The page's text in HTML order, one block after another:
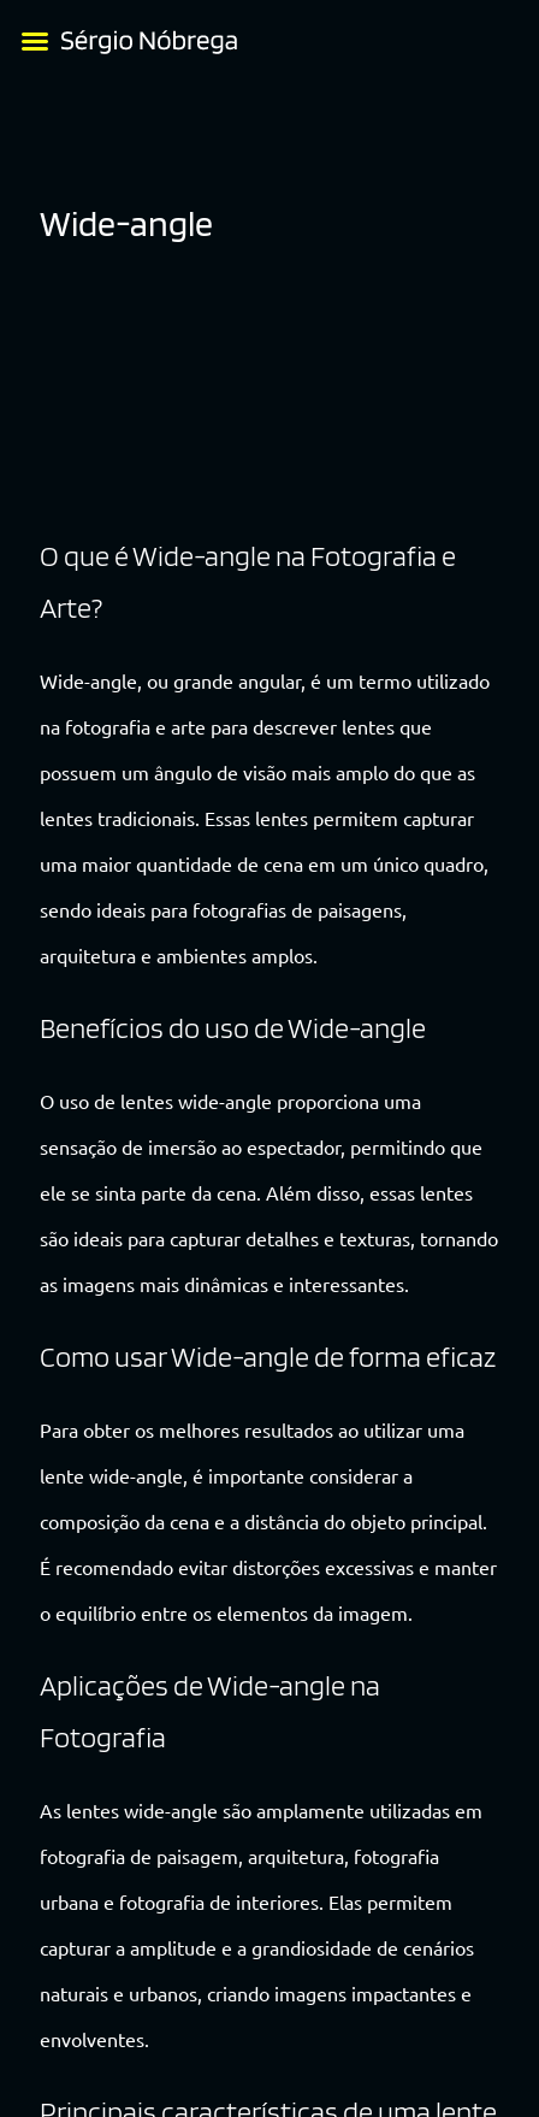
Wide-angle
O que é Wide-angle na Fotografia e
Arte?
Wide-angle, ou grande angular, é um termo utilizado
na fotografia e arte para descrever lentes que
possuem um ângulo de visão mais amplo do que as
lentes tradicionais. Essas lentes permitem capturar
uma maior quantidade de cena em um único quadro,
sendo ideais para fotografias de paisagens,
arquitetura e ambientes amplos.
Benefícios do uso de Wide-angle
O uso de lentes wide-angle proporciona uma
sensação de imersão ao espectador, permitindo que
ele se sinta parte da cena. Além disso, essas lentes
são ideais para capturar detalhes e texturas, tornando
as imagens mais dinâmicas e interessantes.
Como usar Wide-angle de forma eficaz
Para obter os melhores resultados ao utilizar uma
lente wide-angle, é importante considerar a
composição da cena e a distância do objeto principal.
É recomendado evitar distorções excessivas e manter
o equilíbrio entre os elementos da imagem.
Aplicações de Wide-angle na
Fotografia
As lentes wide-angle são amplamente utilizadas em
fotografia de paisagem, arquitetura, fotografia
urbana e fotografia de interiores. Elas permitem
capturar a amplitude e a grandiosidade de cenários
naturais e urbanos, criando imagens impactantes e
envolventes.